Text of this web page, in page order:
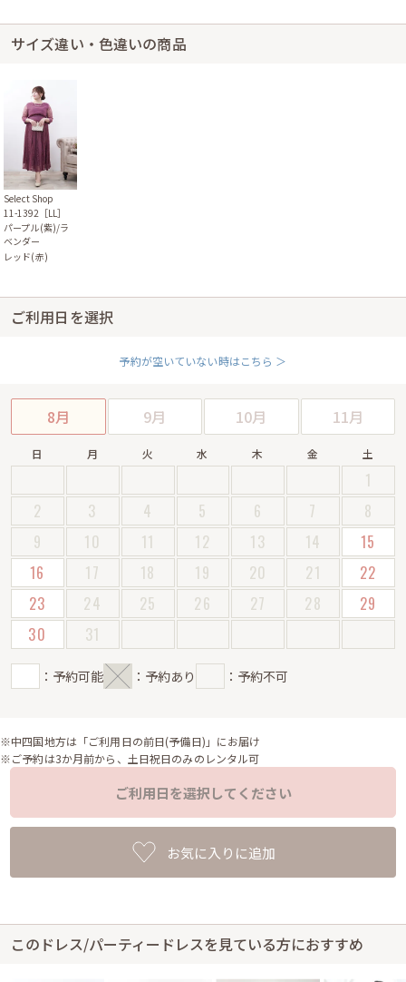
サイズ違い・色違いの商品
Select Shop
11-1392［LL］
パープル(紫)/ラ
ベンダー
レッド(赤)
ご利用日を選択
予約が空いていない時はこちら ＞
8月 9月 10月 11月
日 月 火 水 木 金 土
1
2
3 4 5 6 7
8
9
10 11 12 13 14
15
16
17 18 19 20 21
22
23
24 25 26 27 28
29
30
31
：予約可能 ：予約あり ：予約不可
※中四国地方は「ご利用日の前日(予備日)」にお届け
※ご予約は3か月前から、土日祝日のみのレンタル可
ご利用日を選択してください
お気に入りに追加
このドレス/パーティードレスを見ている方におすすめ